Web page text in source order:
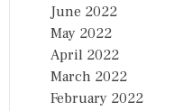
June 2022
May 2022
April 2022
March 2022
February 2022